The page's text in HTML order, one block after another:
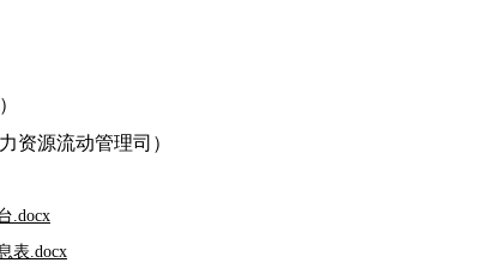
资源流动管理司）
.docx
表.docx